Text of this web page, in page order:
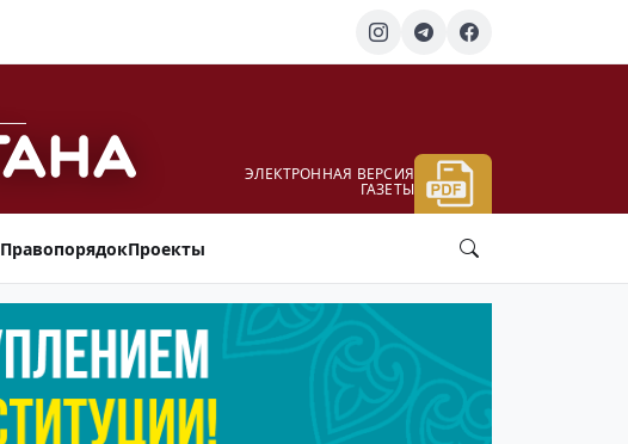
ЭЛЕКТРОННАЯ ВЕРСИЯ
ГАЗЕТЫ
ПравопорядокПроекты